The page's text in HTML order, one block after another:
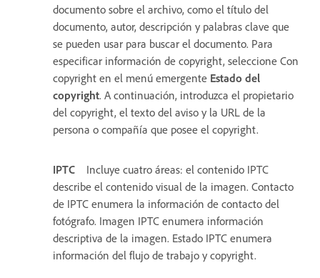
documento sobre el archivo, como el título del
documento, autor, descripción y palabras clave que
se pueden usar para buscar el documento. Para
especificar información de copyright, seleccione Con
copyright en el menú emergente Estado del
copyright. A continuación, introduzca el propietario
del copyright, el texto del aviso y la URL de la
persona o compañía que posee el copyright.
IPTC
Incluye cuatro áreas: el contenido IPTC
describe el contenido visual de la imagen. Contacto
de IPTC enumera la información de contacto del
fotógrafo. Imagen IPTC enumera información
descriptiva de la imagen. Estado IPTC enumera
información del flujo de trabajo y copyright.